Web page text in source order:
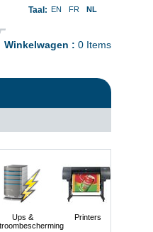
Taal: EN FR
NL
Winkelwagen : 0 Items
Ups &
Printers